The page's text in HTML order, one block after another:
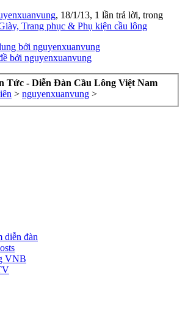
, 18/1/13, 1 lần trả lời, trong
Trang phục & Phụ kiện cầu lông
bởi nguyenxuanvung
bởi nguyenxuanvung
Tức - Diễn Đàn Cầu Lông Việt Nam
> nguyenxuanvung >
diễn đàn
VNB